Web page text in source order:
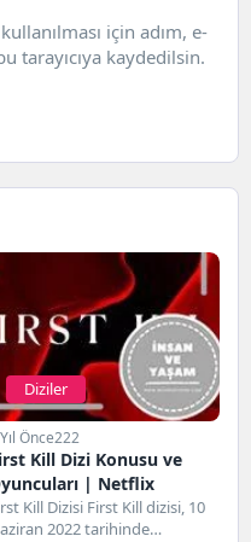
için adım, e-
tarayıcıya kaydedilsin.
Diziler
Önce222
Kill Dizi Konusu ve
| Netflix
Kill Dizisi First Kill dizisi, 10
2022 tarihinde